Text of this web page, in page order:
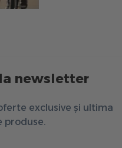
newsletter
exclusive și ultima
produse.